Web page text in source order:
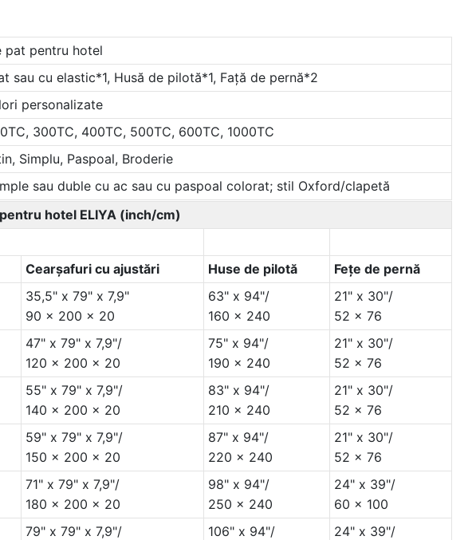
pat pentru hotel
sau cu elastic*1, Husă de pilotă*1, Față de pernă*2
personalizate
300TC, 400TC, 500TC, 600TC, 1000TC
Simplu, Paspoal, Broderie
sau duble cu ac sau cu paspoal colorat; stil Oxford/clapetă
hotel ELIYA (inch/cm)
Cearșafuri cu ajustări Huse de pilotă
Fețe de pernă
35,5" x 79" x 7,9"
90 x 200 x 20
63" x 94"/
160 x 240
21" x 30"/
52 x 76
47" x 79" x 7,9"/
120 x 200 x 20
75" x 94"/
190 x 240
21" x 30"/
52 x 76
55" x 79" x 7,9"/
140 x 200 x 20
83" x 94"/
210 x 240
21" x 30"/
52 x 76
59" x 79" x 7,9"/
150 x 200 x 20
87" x 94"/
220 x 240
21" x 30"/
52 x 76
71" x 79" x 7,9"/
180 x 200 x 20
98" x 94"/
250 x 240
24" x 39"/
60 x 100
79" x 79" x 7,9"/
106" x 94"/
24" x 39"/